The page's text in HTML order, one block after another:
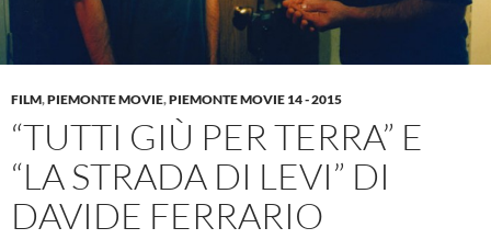
FILM,PIEMONTE MOVIE,PIEMONTE MOVIE 14 - 2015
“TUTTI GIÙ PER TERRA” E
“LA STRADA DI LEVI” DI
DAVIDE FERRARIO